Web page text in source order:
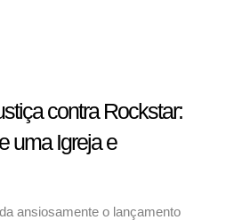
contra Rockstar:
uma Igreja e
ansiosamente o lançamento